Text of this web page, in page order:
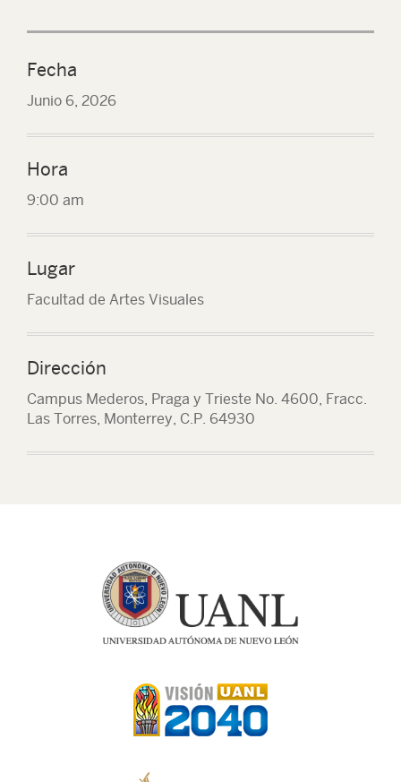
Fecha
Junio 6, 2026
Hora
9:00 am
Lugar
Facultad de Artes Visuales
Dirección
Campus Mederos, Praga y Trieste No. 4600, Fracc.
Las Torres, Monterrey, C.P. 64930